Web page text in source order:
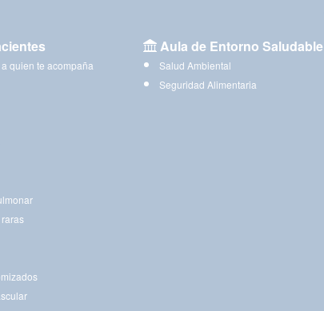
quien te acompaña
Aula de Entorno Saludable
Salud Ambiental
Seguridad Alimentaria